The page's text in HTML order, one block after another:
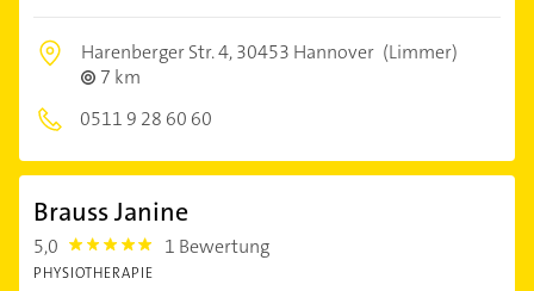
Harenberger Str. 4,30453 Hannover (Limmer)
7 km
0511 9 28 60 60
Brauss Janine
5,0 5.0 1 Bewertung
PHYSIOTHERAPIE